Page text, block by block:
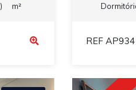
m²
REF AP934